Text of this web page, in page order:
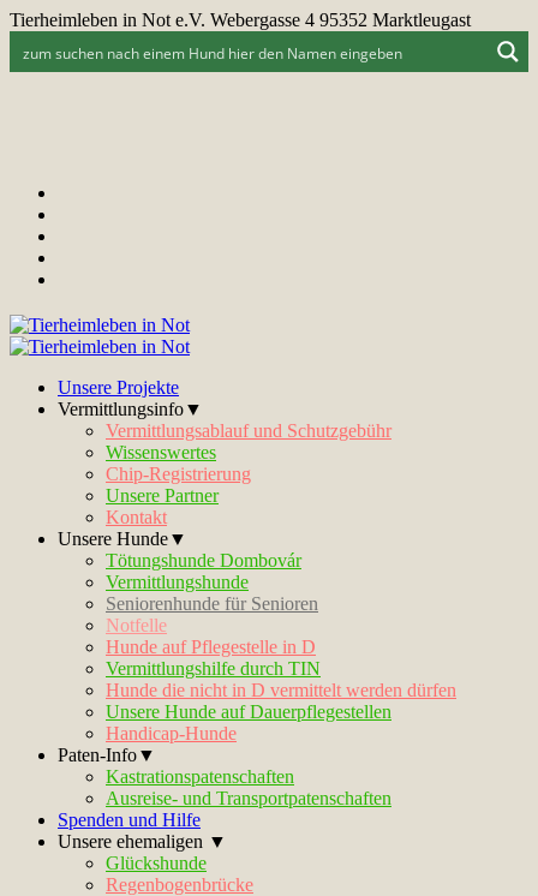
Tierheimleben in Not e.V. Webergasse 4 95352 Marktleugast
Unsere Projekte
Vermittlungsinfo▼
Vermittlungsablauf und Schutzgebühr
Wissenswertes
Chip-Registrierung
Unsere Partner
Kontakt
Unsere Hunde▼
Tötungshunde Dombovár
Vermittlungshunde
Seniorenhunde für Senioren
Notfelle
Hunde auf Pflegestelle in D
Vermittlungshilfe durch TIN
Hunde die nicht in D vermittelt werden dürfen
Unsere Hunde auf Dauerpflegestellen
Handicap-Hunde
Paten-Info▼
Kastrationspatenschaften
Ausreise- und Transportpatenschaften
Spenden und Hilfe
Unsere ehemaligen ▼
Glückshunde
Regenbogenbrücke